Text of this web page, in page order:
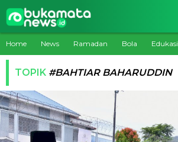
Home News Ramadan Bola Edukasi
TOPIK #BAHTIAR BAHARUDDIN